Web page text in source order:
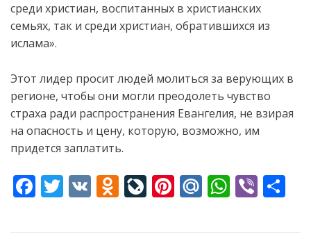
среди христиан, воспитанных в христианских
семьях, так и среди христиан, обратившихся из
ислама».
Этот лидер просит людей молиться за верующих в
регионе, чтобы они могли преодолеть чувство
страха ради распространения Евангелия, не взирая
на опасность и цену, которую, возможно, им
придется заплатить.
F T V O Li Pi M W Vi